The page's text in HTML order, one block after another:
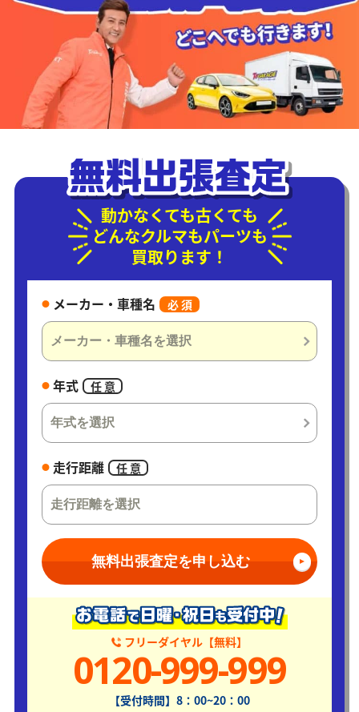
動かなくても古くても
どんなクルマもパーツも
買取ります！
メーカー・車種名 必 須
年式 任 意
走行距離 任 意
無料出張査定を申し込む
フリーダイヤル【無料】
0120-999-999
【受付時間】8：00~20：00